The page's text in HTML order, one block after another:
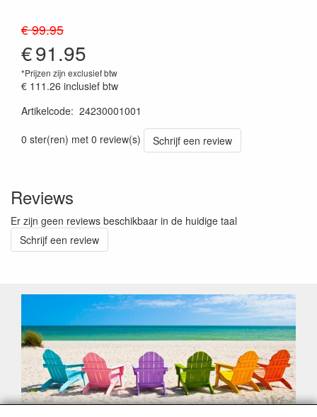
€ 99.95
€91.95
*Prijzen zijn exclusief btw
€ 111.26 inclusief btw
Artikelcode: 24230001001
0 ster(ren) met 0 review(s)
Schrijf een review
Reviews
Er zijn geen reviews beschikbaar in de huidige taal
Schrijf een review